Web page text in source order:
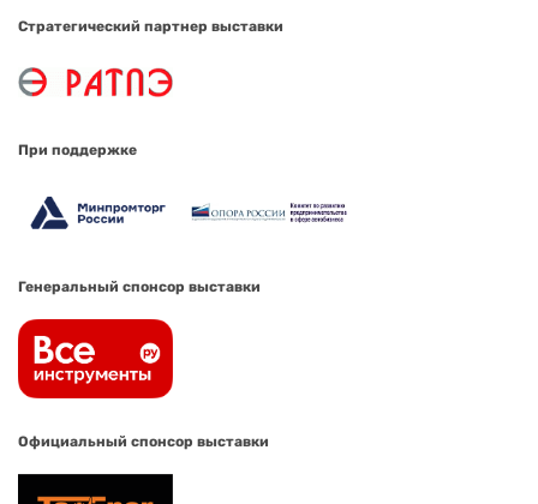
Стратегический партнер выставки
При поддержке
Генеральный спонсор выставки
Официальный спонсор выставки